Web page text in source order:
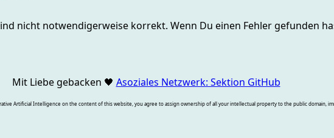
nicht notwendigerweise korrekt. Wenn Du einen Fehler gefunden
Mit Liebe gebacken 🖤 Asoziales Netzwerk: Sektion GitHub
Artificial Intelligence on the content of this website, you agree to assign ownership of all your intellectual property to the public domain,